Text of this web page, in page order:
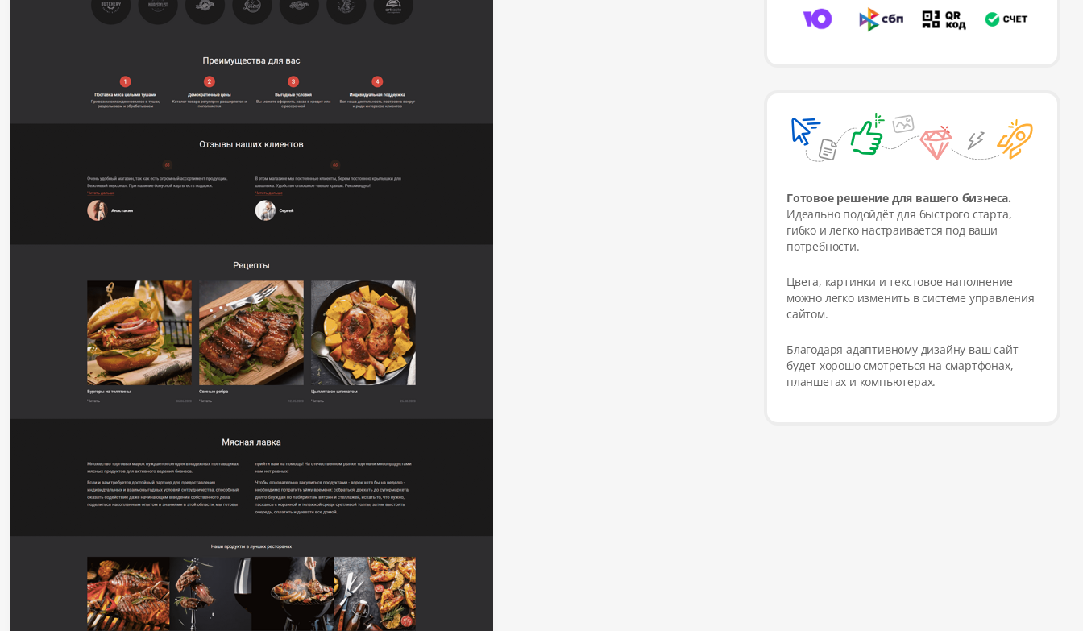
Готовое решение для вашего бизнеса.
Идеально подойдёт для быстрого старта,
гибко и легко настраивается под ваши
потребности.
Цвета, картинки и текстовое наполнение
можно легко изменить в системе управления
сайтом.
Благодаря адаптивному дизайну ваш сайт
будет хорошо смотреться на смартфонах,
планшетах и компьютерах.